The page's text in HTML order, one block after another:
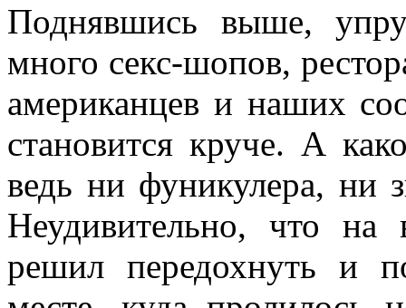
Поднявшись выше,
много секс-шопов,
американцев и наших
становится круче. А
ведь ни фуникулера, ни
Неудивительно, что
решил передохнуть и